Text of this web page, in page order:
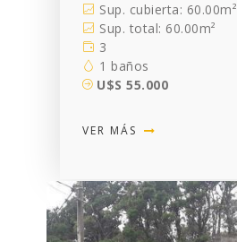
Sup. cubierta: 60.00m²
Sup. total: 60.00m²
3
1 baños
U$S 55.000
VER MÁS